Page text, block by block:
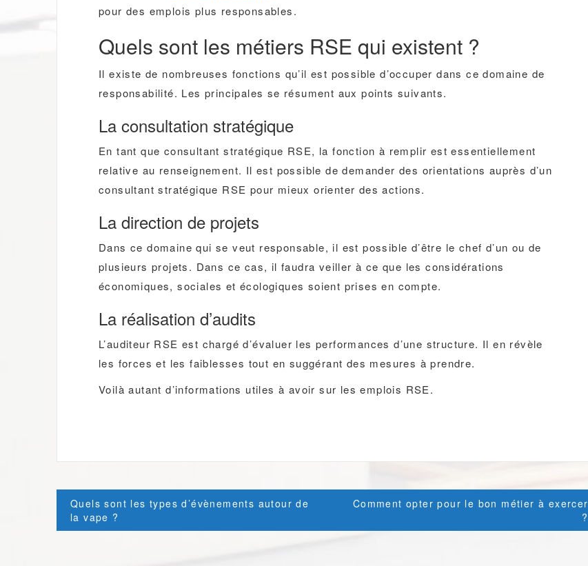
pour des emplois plus responsables.
Quels sont les métiers RSE qui existent ?
Il existe de nombreuses fonctions qu’il est possible d’occuper dans ce domaine de
responsabilité. Les principales se résument aux points suivants.
La consultation stratégique
En tant que consultant stratégique RSE, la fonction à remplir est essentiellement
relative au renseignement. Il est possible de demander des orientations auprès d’un
consultant stratégique RSE pour mieux orienter des actions.
La direction de projets
Dans ce domaine qui se veut responsable, il est possible d’être le chef d’un ou de
plusieurs projets. Dans ce cas, il faudra veiller à ce que les considérations
économiques, sociales et écologiques soient prises en compte.
La réalisation d’audits
L’auditeur RSE est chargé d’évaluer les performances d’une structure. Il en révèle
les forces et les faiblesses tout en suggérant des mesures à prendre.
Voilà autant d’informations utiles à avoir sur les emplois RSE.
Post
navigation
Quels sont les types d’évènements autour de
la vape ?
Comment opter pour le bon métier à exercer
?